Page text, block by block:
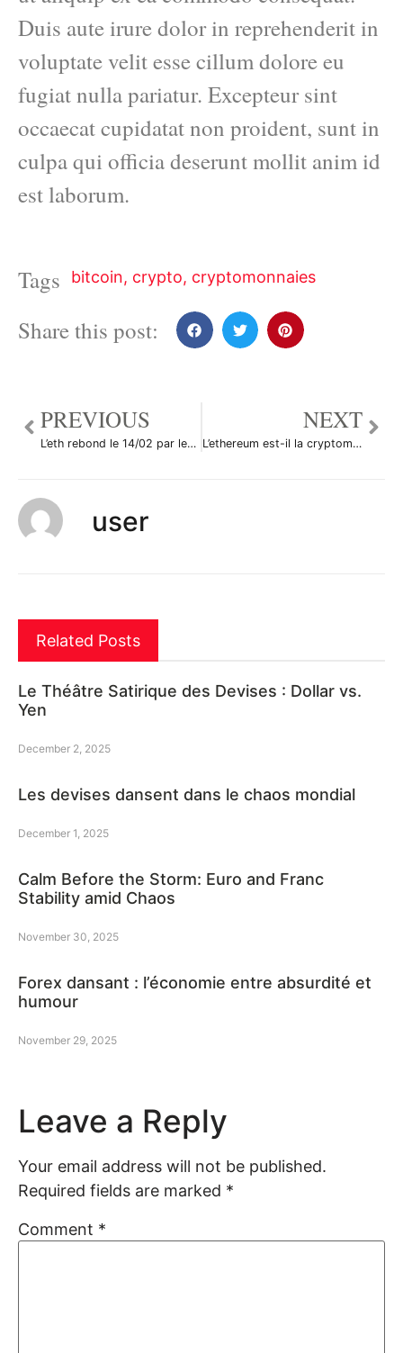
Duis aute irure dolor in reprehenderit in
voluptate velit esse cillum dolore eu
fugiat nulla pariatur. Excepteur sint
occaecat cupidatat non proident, sunt in
culpa qui officia deserunt mollit anim id
est laborum.
Tags bitcoin, crypto, cryptomonnaies
Share this post:
PREVIOUS
L’eth rebond le 14/02 par legalPepper36881
NEXT
L’ethereum est-il la cryptomonnaie la plus prometteuse en 2022 ? par legalPepper36881
user
Related Posts
Le Théâtre Satirique des Devises : Dollar vs.
Yen
December 2, 2025
Les devises dansent dans le chaos mondial
December 1, 2025
Calm Before the Storm: Euro and Franc
Stability amid Chaos
November 30, 2025
Forex dansant : l’économie entre absurdité et
humour
November 29, 2025
Leave a Reply
Your email address will not be published.
Required fields are marked *
Comment *